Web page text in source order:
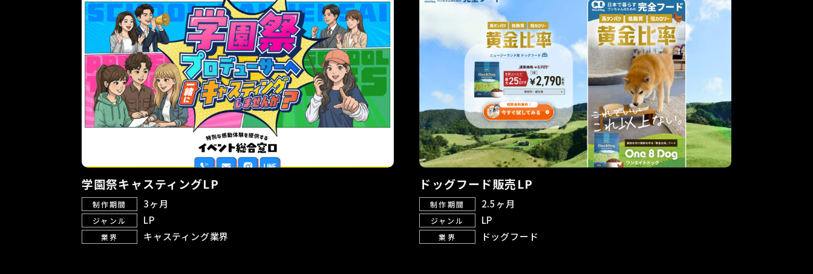
学園祭キャスティングLP
制作期間 3ヶ月
ジャンル LP
業界 キャスティング業界
ドッグフード販売LP
制作期間 2.5ヶ月
ジャンル LP
業界 ドッグフード